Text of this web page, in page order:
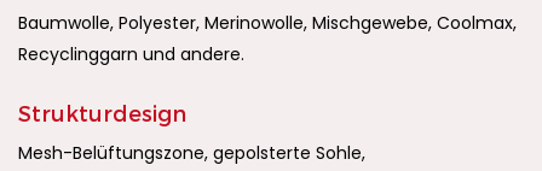
Baumwolle, Polyester, Merinowolle, Mischgewebe, Coolmax,
Recyclinggarn und andere.
Strukturdesign
Mesh-Belüftungszone, gepolsterte Sohle,